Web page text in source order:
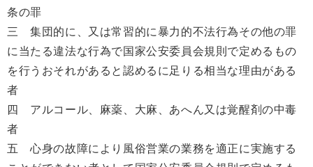
条の罪
三 集団的に、又は常習的に暴力的不法行為その他の罪
に当たる違法な行為で国家公安委員会規則で定めるもの
を行うおそれがあると認めるに足りる相当な理由がある
者
四 アルコール、麻薬、大麻、あへん又は覚醒剤の中毒
者
五 心身の故障により風俗営業の業務を適正に実施する